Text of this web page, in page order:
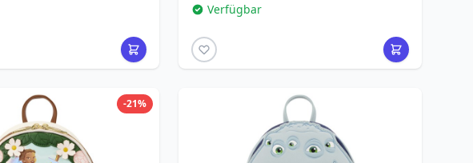
Verfügbar
-21%